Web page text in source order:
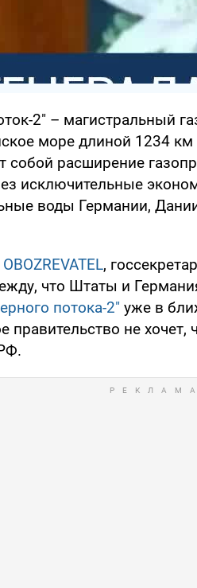
2" – магистральный
море длиной 1234
собой расширение
исключительные
воды Германии,
OBOZREVATEL,
что Штаты и
потока-2" уже в
правительство не хочет,